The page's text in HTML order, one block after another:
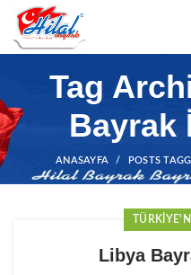
Tag
Bayrak
ANASAYFA POSTS
Libya